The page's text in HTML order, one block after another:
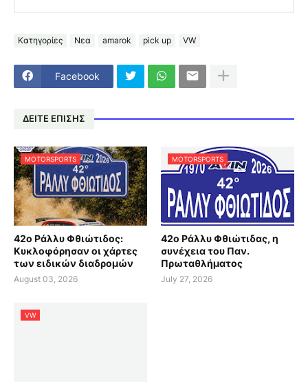
Κατηγορίες Νεα amarok pick up VW
Facebook
ΔΕΙΤΕ ΕΠΙΣΗΣ
MOTORSPORTS
42ο Ράλλυ Φθιώτιδος:
Κυκλοφόρησαν οι χάρτες
των ειδικών διαδρομών
August 03, 2026
MOTORSPORTS
42ο Ράλλυ Φθιώτιδας, η
συνέχεια του Παν.
Πρωταθλήματος
July 27, 2026
VW